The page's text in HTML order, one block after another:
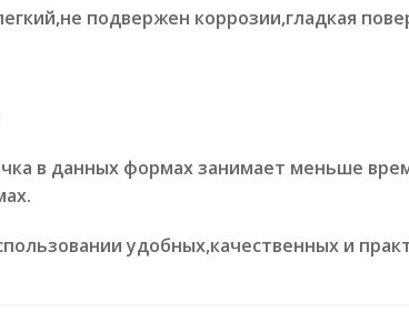
подвержен коррозии,гладкая
в данных формах занимает меньше
удобных,качественных и